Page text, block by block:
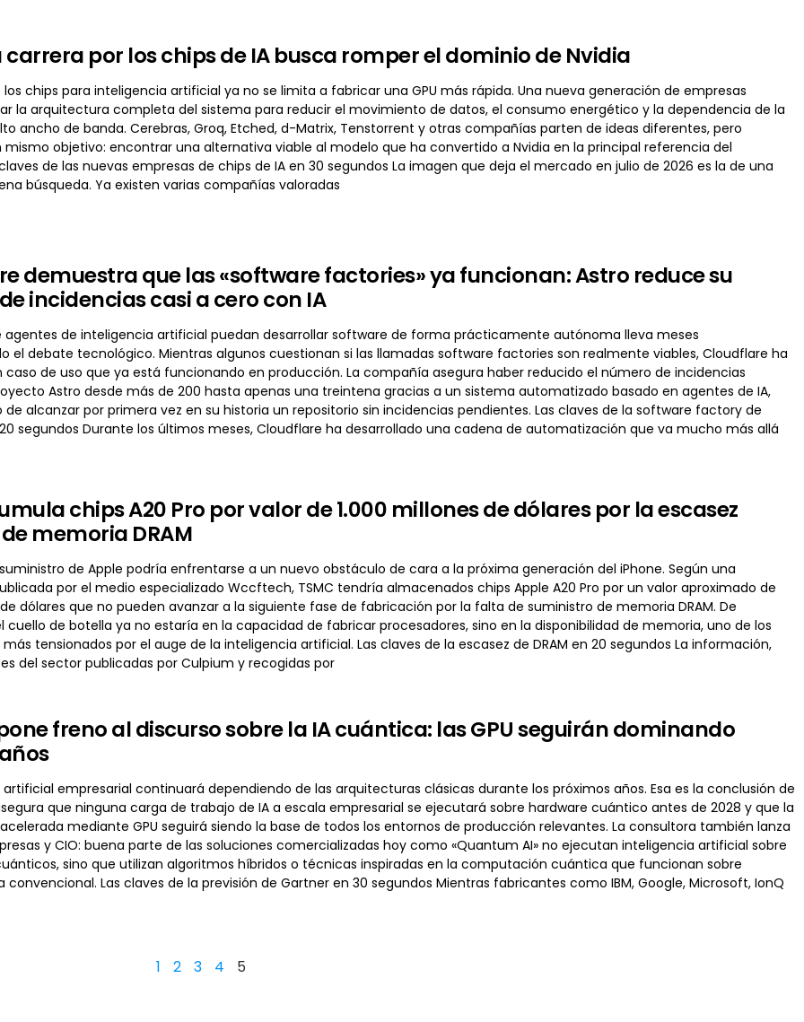
carrera por los chips de IA busca romper el dominio de Nvidia
los chips para inteligencia artificial ya no se limita a fabricar una GPU más rápida. Una nueva generación de empresas
la arquitectura completa del sistema para reducir el movimiento de datos, el consumo energético y la dependencia de la
ancho de banda. Cerebras, Groq, Etched, d-Matrix, Tenstorrent y otras compañías parten de ideas diferentes, pero
objetivo: encontrar una alternativa viable al modelo que ha convertido a Nvidia en la principal referencia del
de las nuevas empresas de chips de IA en 30 segundos La imagen que deja el mercado en julio de 2026 es la de una
búsqueda. Ya existen varias compañías valoradas
demuestra que las «software factories» ya funcionan: Astro reduce su
incidencias casi a cero con IA
agentes de inteligencia artificial puedan desarrollar software de forma prácticamente autónoma lleva meses
el debate tecnológico. Mientras algunos cuestionan si las llamadas software factories son realmente viables, Cloudflare ha
caso de uso que ya está funcionando en producción. La compañía asegura haber reducido el número de incidencias
Astro desde más de 200 hasta apenas una treintena gracias a un sistema automatizado basado en agentes de IA,
alcanzar por primera vez en su historia un repositorio sin incidencias pendientes. Las claves de la software factory de
segundos Durante los últimos meses, Cloudflare ha desarrollado una cadena de automatización que va mucho más allá
chips A20 Pro por valor de 1.000 millones de dólares por la escasez
memoria DRAM
de Apple podría enfrentarse a un nuevo obstáculo de cara a la próxima generación del iPhone. Según una
por el medio especializado Wccftech, TSMC tendría almacenados chips Apple A20 Pro por un valor aproximado de
dólares que no pueden avanzar a la siguiente fase de fabricación por la falta de suministro de memoria DRAM. De
cuello de botella ya no estaría en la capacidad de fabricar procesadores, sino en la disponibilidad de memoria, uno de los
tensionados por el auge de la inteligencia artificial. Las claves de la escasez de DRAM en 20 segundos La información,
del sector publicadas por Culpium y recogidas por
freno al discurso sobre la IA cuántica: las GPU seguirán dominando
empresarial continuará dependiendo de las arquitecturas clásicas durante los próximos años. Esa es la conclusión de
que ninguna carga de trabajo de IA a escala empresarial se ejecutará sobre hardware cuántico antes de 2028 y que la
mediante GPU seguirá siendo la base de todos los entornos de producción relevantes. La consultora también lanza
y CIO: buena parte de las soluciones comercializadas hoy como «Quantum AI» no ejecutan inteligencia artificial sobre
sino que utilizan algoritmos híbridos o técnicas inspiradas en la computación cuántica que funcionan sobre
Las claves de la previsión de Gartner en 30 segundos Mientras fabricantes como IBM, Google, Microsoft, IonQ
1 2 3 4 5